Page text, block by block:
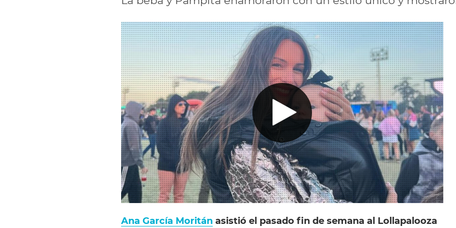
Ana García Moritán asistió el pasado fin de semana al Lollapalooza